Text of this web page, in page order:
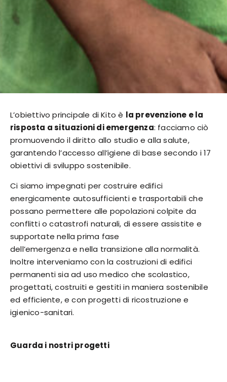
L’obiettivo principale di Kito è la prevenzione e la
risposta a situazioni di emergenza: facciamo ciò
promuovendo il diritto allo studio e alla salute,
garantendo l’accesso all’igiene di base secondo i 17
obiettivi di sviluppo sostenibile.
Ci siamo impegnati per costruire edifici
energicamente autosufficienti e trasportabili che
possano permettere alle popolazioni colpite da
conflitti o catastrofi naturali, di essere assistite e
supportate nella prima fase
dell’emergenza e nella transizione alla normalità.
Inoltre interveniamo con la costruzioni di edifici
permanenti sia ad uso medico che scolastico,
progettati, costruiti e gestiti in maniera sostenibile
ed efficiente, e con progetti di ricostruzione e
igienico-sanitari.
Guarda i nostri progetti